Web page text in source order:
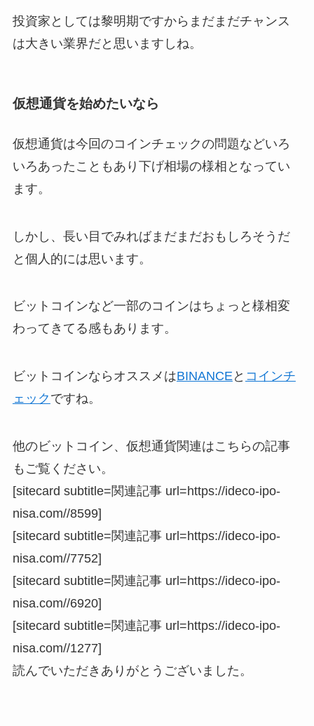
投資家としては黎明期ですからまだまだチャンス
は大きい業界だと思いますしね。
仮想通貨を始めたいなら
仮想通貨は今回のコインチェックの問題などいろ
いろあったこともあり下げ相場の様相となってい
ます。
しかし、長い目でみればまだまだおもしろそうだ
と個人的には思います。
ビットコインなど一部のコインはちょっと様相変
わってきてる感もあります。
ビットコインならオススメはBINANCEと コインチ
ェック ですね。
他のビットコイン、仮想通貨関連はこちらの記事
もご覧ください。
[sitecard subtitle=関連記事 url=https://ideco-ipo-
nisa.com//8599]
[sitecard subtitle=関連記事 url=https://ideco-ipo-
nisa.com//7752]
[sitecard subtitle=関連記事 url=https://ideco-ipo-
nisa.com//6920]
[sitecard subtitle=関連記事 url=https://ideco-ipo-
nisa.com//1277]
読んでいただきありがとうございました。